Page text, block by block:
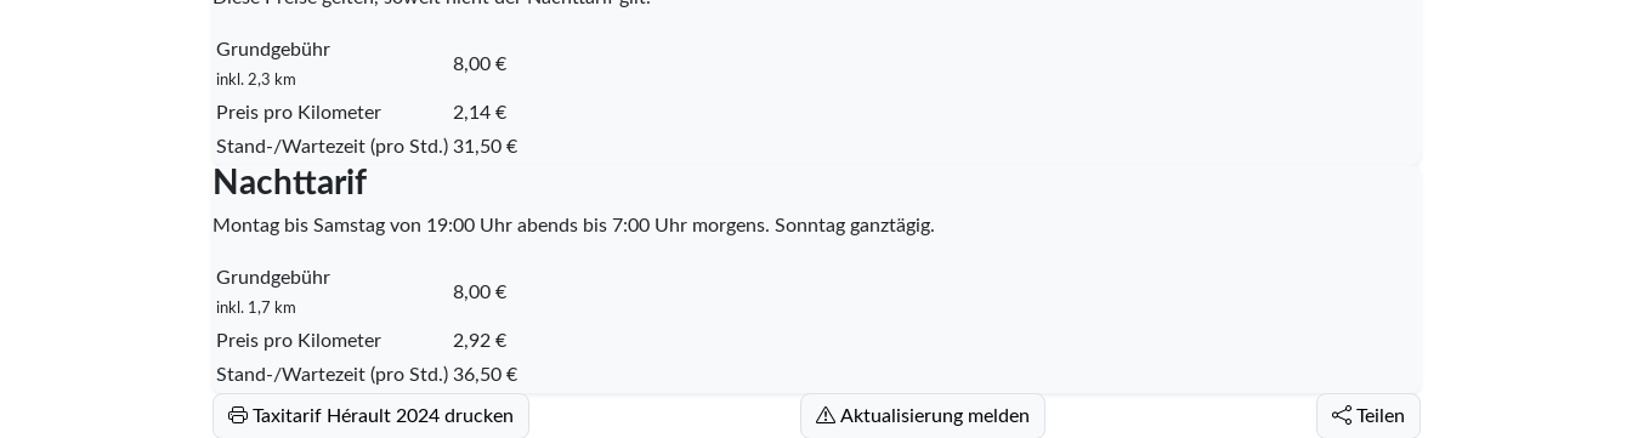
Grundgebühr
inkl. 2,3 km
8,00 €
Preis pro Kilometer
2,14 €
Stand-/Wartezeit (pro Std.) 31,50 €
Nachttarif
Montag bis Samstag von 19:00 Uhr abends bis 7:00 Uhr morgens. Sonntag ganztägig.
Grundgebühr
inkl. 1,7 km
8,00 €
Preis pro Kilometer
2,92 €
Stand-/Wartezeit (pro Std.) 36,50 €
Taxitarif Hérault 2024 drucken Aktualisierung melden Teilen